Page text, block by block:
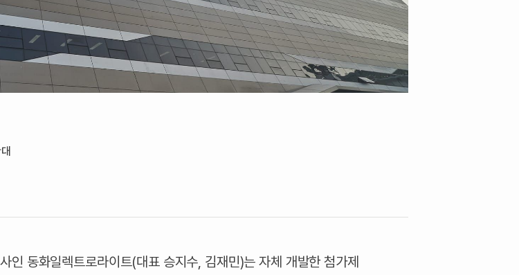
동화일렉트로라이트(대표 승지수, 김재민)는 자체 개발한 첨가제